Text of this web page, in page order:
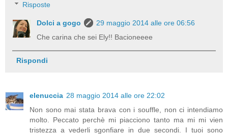
Risposte
Dolci a gogo
29 maggio 2014 alle ore 06:56
Che carina che sei Ely!! Bacioneeee
Rispondi
elenuccia 28 maggio 2014 alle ore 22:02
Non sono mai stata brava con i souffle, non ci intendiamo
molto. Peccato perchè mi piacciono tanto ma mi mi vien
tristezza a vederli sgonfiare in due secondi. I tuoi sono